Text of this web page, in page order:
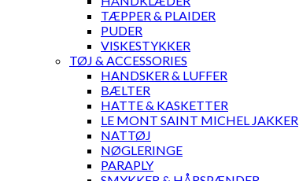
TÆPPER & PLAIDER
PUDER
VISKESTYKKER
TØJ & ACCESSORIES
HANDSKER & LUFFER
BÆLTER
HATTE & KASKETTER
LE MONT SAINT MICHEL JAKKER
NATTØJ
NØGLERINGE
PARAPLY